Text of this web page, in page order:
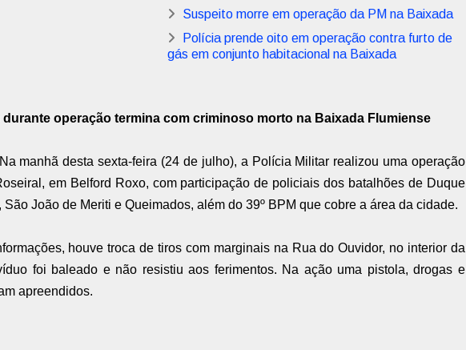
Suspeito morre em operação da PM na Baixada
Polícia prende oito em operação contra furto de
gás em conjunto habitacional na Baixada
durante operação termina com criminoso morto na Baixada Flumiense
Na manhã desta sexta-feira (24 de julho), a Polícia Militar realizou uma operação
em Belford Roxo, com participação de policiais dos batalhões de Duque
João de Meriti e Queimados, além do 39º BPM que cobre a área da cidade.
houve troca de tiros com marginais na Rua do Ouvidor, no interior da
foi baleado e não resistiu aos ferimentos. Na ação uma pistola, drogas e
apreendidos.